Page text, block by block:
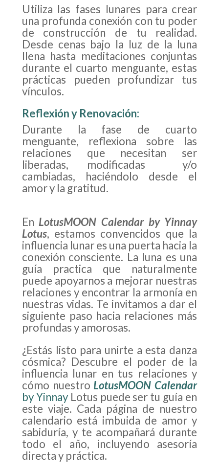
Utiliza las fases lunares para crear
una profunda conexión con tu poder
de construcción de tu realidad.
Desde cenas bajo la luz de la luna
llena hasta meditaciones conjuntas
durante el cuarto menguante, estas
prácticas pueden profundizar tus
vínculos.
Reflexión y Renovación:
Durante la fase de cuarto
menguante, reflexiona sobre las
relaciones que necesitan ser
liberadas, modificadas y/o
cambiadas, haciéndolo desde el
amor y la gratitud.
En LotusMOON Calendar by Yinnay
Lotus, estamos convencidos que la
influencia lunar es una puerta hacia la
conexión consciente. La luna es una
guía practica que naturalmente
puede apoyarnos a mejorar nuestras
relaciones y encontrar la armonía en
nuestras vidas. Te invitamos a dar el
siguiente paso hacia relaciones más
profundas y amorosas.
¿Estás listo para unirte a esta danza
cósmica? Descubre el poder de la
influencia lunar en tus relaciones y
cómo nuestro LotusMOON Calendar
by Yinnay Lotus puede ser tu guía en
este viaje. Cada página de nuestro
calendario está imbuida de amor y
sabiduría, y te acompañará durante
todo el año, incluyendo asesoría
directa y práctica.